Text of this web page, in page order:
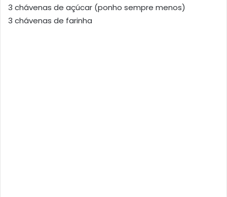
3 chávenas de açúcar (ponho sempre menos)
3 chávenas de farinha